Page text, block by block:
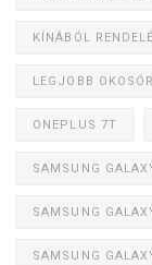
KÍNÁBÓL
LEGJOBB
ONEPLUS 7T
SAMSUNG
SAMSUNG
SAMSUNG